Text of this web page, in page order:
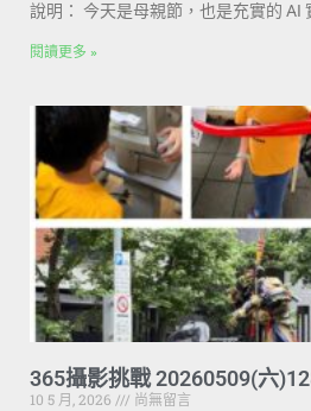
說明： 今天是母親節，也是充實的 AI
閱讀更多 »
365攝影挑戰 20260509(六
10 5 月, 2026
尚無留言